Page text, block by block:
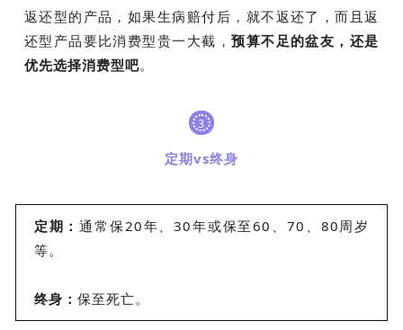
返还型的产品，如果生病赔付后，就不返还了，而且返
还型产品要比消费型贵一大截，预算不足的盆友，还是
优先选择消费型吧。
3
定期vs终身
定期：通常保20年、30年或保至60、70、80周岁
等。
终身： 保至死亡。